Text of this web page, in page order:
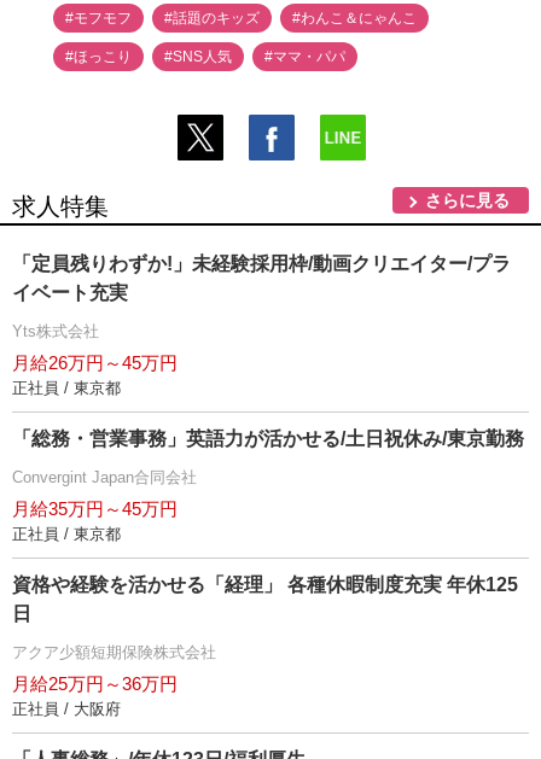
#モフモフ #話題のキッズ #わんこ＆にゃんこ
#ほっこり #SNS人気 #ママ・パパ
求人特集 さらに見る
「定員残りわずか!」未経験採用枠/動画クリエイター/プラ
イベート充実
Yts株式会社
月給26万円～45万円
正社員 / 東京都
「総務・営業事務」英語力が活かせる/土日祝休み/東京勤務
Convergint Japan合同会社
月給35万円～45万円
正社員 / 東京都
資格や経験を活かせる「経理」 各種休暇制度充実 年休125
日
アクア少額短期保険株式会社
月給25万円～36万円
正社員 / 大阪府